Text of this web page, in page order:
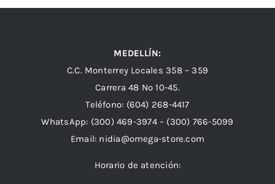
MEDELLÍN:
C.C. Monterrey Locales 358 – 359
Carrera 48 Nº 10-45.
Teléfono: (604) 268-4417
WhatsApp: (300) 469-3974 – (300) 766-5099
Email: nidia@omega-store.com
Horario de atención: